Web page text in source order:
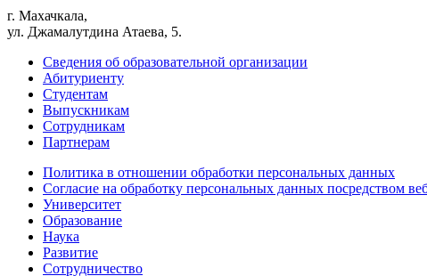
г. Махачкала,
ул. Джамалутдина Атаева, 5.
Сведения об образовательной организации
Абитуриенту
Студентам
Выпускникам
Сотрудникам
Партнерам
Политика в отношении обработки персональных данных
Согласие на обработку персональных данных посредством
Университет
Образование
Наука
Развитие
Сотрудничество